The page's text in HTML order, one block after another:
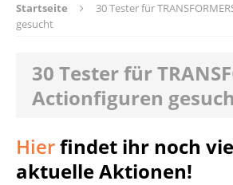
Startseite
30 Tester für
gesucht
30 Tester für
Actionfiguren
Hierfindet ihr noch
aktuelle Aktionen!